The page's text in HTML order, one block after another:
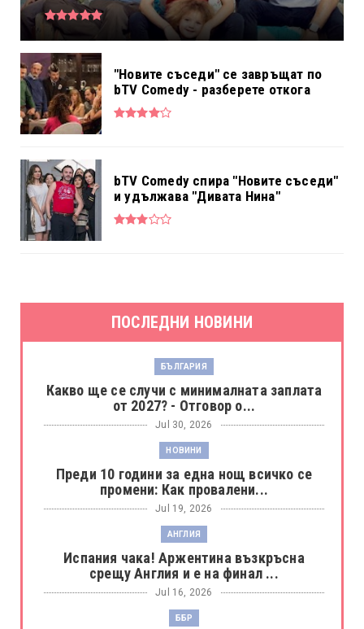
"Новите съседи" се завръщат по
bTV Comedy - разберете откога
bTV Comedy спира "Новите съседи"
и удължава "Дивата Нина"
ПОСЛЕДНИ НОВИНИ
БЪЛГАРИЯ
Какво ще се случи с минималната заплата
от 2027? - Отговор о...
Jul 30, 2026
НОВИНИ
Преди 10 години за една нощ всичко се
промени: Как провалени...
Jul 19, 2026
АНГЛИЯ
Испания чака! Аржентина възкръсна
срещу Англия и е на финал ...
Jul 16, 2026
ББР